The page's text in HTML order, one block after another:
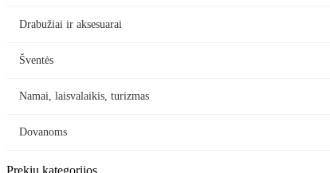
Drabužiai ir aksesuarai
Šventės
Namai, laisvalaikis, turizmas
Dovanoms